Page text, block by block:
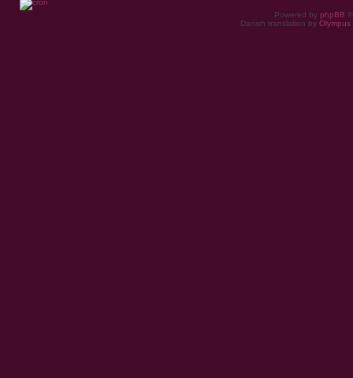
Powered by phpBB
Danish translation by Olympus